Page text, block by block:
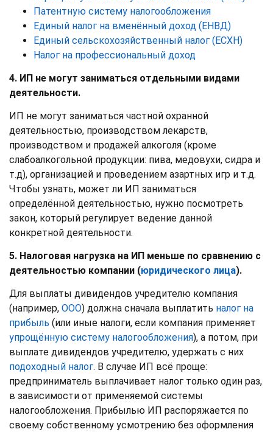
Патентную систему налогообложения
Единый налог на вменённый доход (ЕНВД)
Единый сельскохозяйственный налог (ЕСХН)
Налог на профессиональный доход
4. ИП не могут заниматься отдельными видами
деятельности.
ИП не могут заниматься частной охранной
деятельностью, производством лекарств,
производством и продажей алкоголя (кроме
слабоалкогольной продукции: пива, медовухи, сидра и
т.д), организацией и проведением азартных игр и т.д.
Чтобы узнать, может ли ИП заниматься
определённой деятельностью, нужно посмотреть
закон, который регулирует ведение данной
конкретной деятельности.
5. Налоговая нагрузка на ИП меньше по сравнению с
деятельностью компании (юридического лица).
Для выплаты дивидендов учредителю компания
(например, ООО) должна сначала выплатить налог на
прибыль (или иные налоги, если компания применяет
упрощённую систему налогообложения), а потом, при
выплате дивидендов учредителю, удержать с них
подоходный налог. В случае ИП всё проще:
предприниматель выплачивает налог только один раз,
в зависимости от применяемой системы
налогообложения. Прибылью ИП распоряжается по
своему собственному усмотрению без оформления